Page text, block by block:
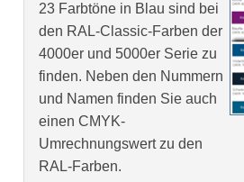
23 Farbtöne in Blau sind bei
den RAL-Classic-Farben der
4000er und 5000er Serie zu
finden. Neben den Nummern
und Namen finden Sie auch
einen CMYK-
Umrechnungswert zu den
RAL-Farben.